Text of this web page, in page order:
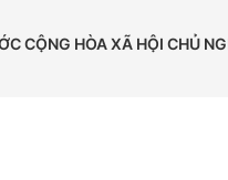
CỘNG HÒA XÃ HỘI CHỦ